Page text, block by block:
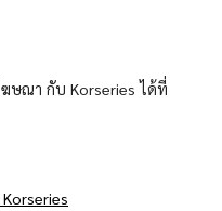
ษณา กับ Korseries ได้ที่